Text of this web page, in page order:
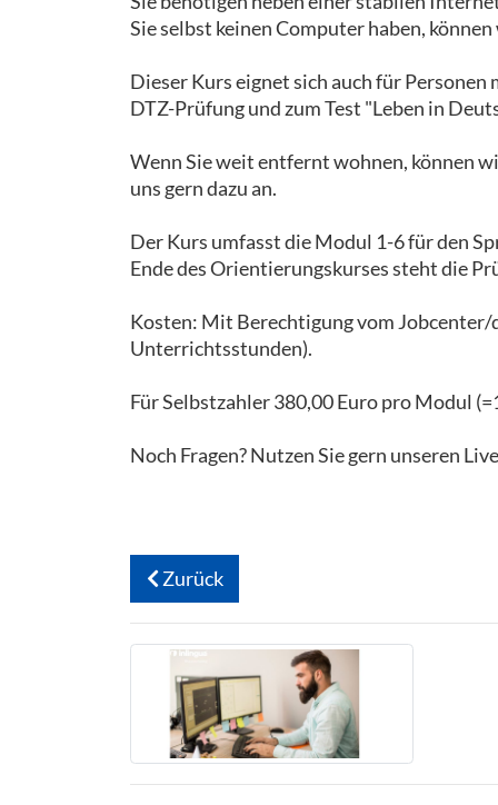
Sie selbst keinen Computer haben,
Dieser Kurs eignet sich auch für
DTZ-Prüfung und zum Test "Leben in
Wenn Sie weit entfernt wohnen, können
uns gern dazu an.
Der Kurs umfasst die Modul 1-6 für den
Ende des Orientierungskurses steht die
Kosten: Mit Berechtigung vom Jobcenter/
Unterrichtsstunden).
Für Selbstzahler 380,00 Euro pro Modul
Noch Fragen? Nutzen Sie gern unseren
Zurück